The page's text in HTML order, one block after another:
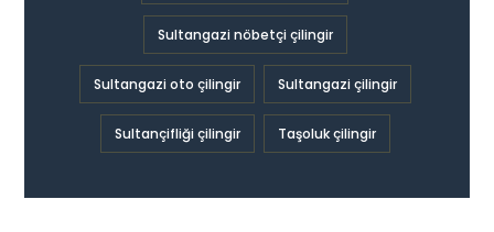
Sultangazi nöbetçi çilingir
Sultangazi oto çilingir Sultangazi çilingir
Sultançifliği çilingir Taşoluk çilingir